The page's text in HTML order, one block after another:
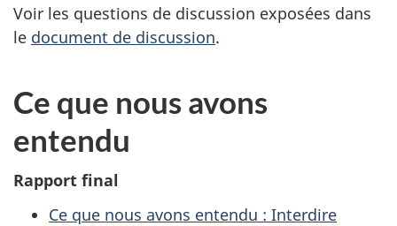
Voir les questions de discussion exposées dans
le document de discussion.
Ce que nous avons
entendu
Rapport final
Ce que nous avons entendu : Interdire